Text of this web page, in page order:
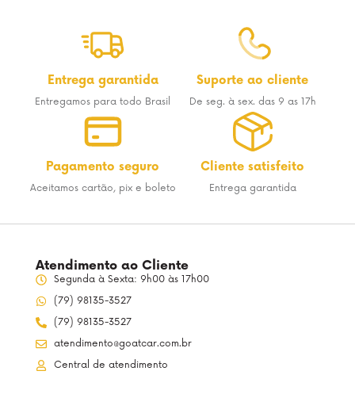
Entrega garantida
Entregamos para todo Brasil
Suporte ao cliente
De seg. à sex. das 9 as 17h
Pagamento seguro
Aceitamos cartão, pix e boleto
Cliente satisfeito
Entrega garantida
Atendimento ao Cliente
Segunda à Sexta: 9h00 às 17h00
(79) 98135-3527
(79) 98135-3527
atendimento@goatcar.com.br
Central de atendimento